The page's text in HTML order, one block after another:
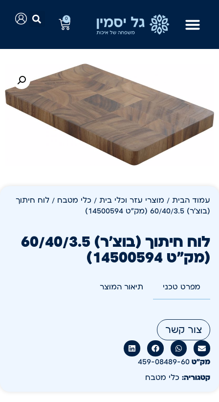
0
עמוד הבית / מוצרי עזר וכלי בית / כלי מטבח / לוח חיתוך
(בוצ'ר) 60/40/3.5 (מק"ט 14500594)
לוח חיתוך (בוצ'ר) 60/40/3.5
(מק"ט 14500594)
מפרט טכני תיאור המוצר
צור קשר
מק״ט 459-08489-60
קטגוריה: כלי מטבח